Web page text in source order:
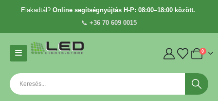
Elakadtál? Online segítségnyújtás H-P: 08:00–18:00 között.
📞 +36 70 609 0015
0